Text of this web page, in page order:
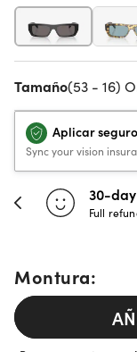
Tamaño(53 - 16)
Aplicar
Sync your vision
30-
Full
Montura: